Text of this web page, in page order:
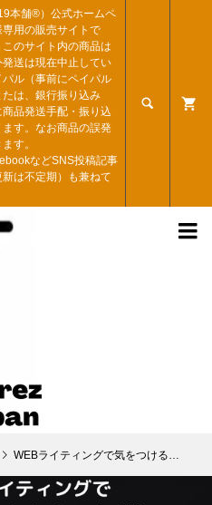
本舗®︎）公式ホームペ
用の販売サイトで
のサイト内の商品は
送は現在中止してい
ル（事前にペイパル
は、銀行振り込み
商品発送手配・振り込
す。なお商品の誤発
す。
などSNS投稿記事
は不定期）も兼ねて


WEBライティングで気をつけることとは？（7選）